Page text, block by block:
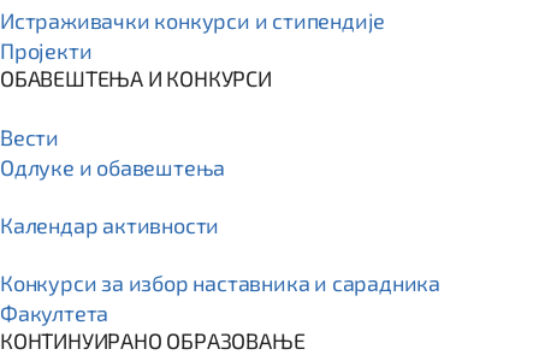
Истраживачки конкурси и стипендије
Пројекти
ОБАВЕШТЕЊА И КОНКУРСИ
Вести
Одлуке и обавештења
Календар активности
Конкурси за избор наставника и сарадника
Факултета
КОНТИНУИРАНО ОБРАЗОВАЊЕ